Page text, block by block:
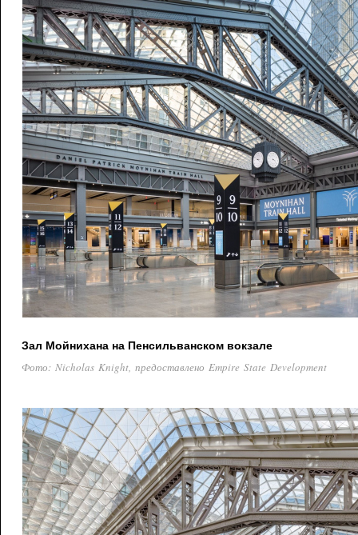
Зал Мойнихана на Пенсильванском вокзале
Фото: Nicholas Knight, предоставлено Empire State Development